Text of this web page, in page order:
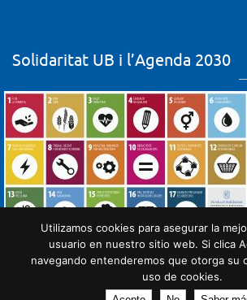
Solidaritat UB i l’Agenda 2030
Utilizamos cookies para asegurar la
usuario en nuestro sitio web. Si clica
navegando entenderemos que otorga su
uso de cookies.